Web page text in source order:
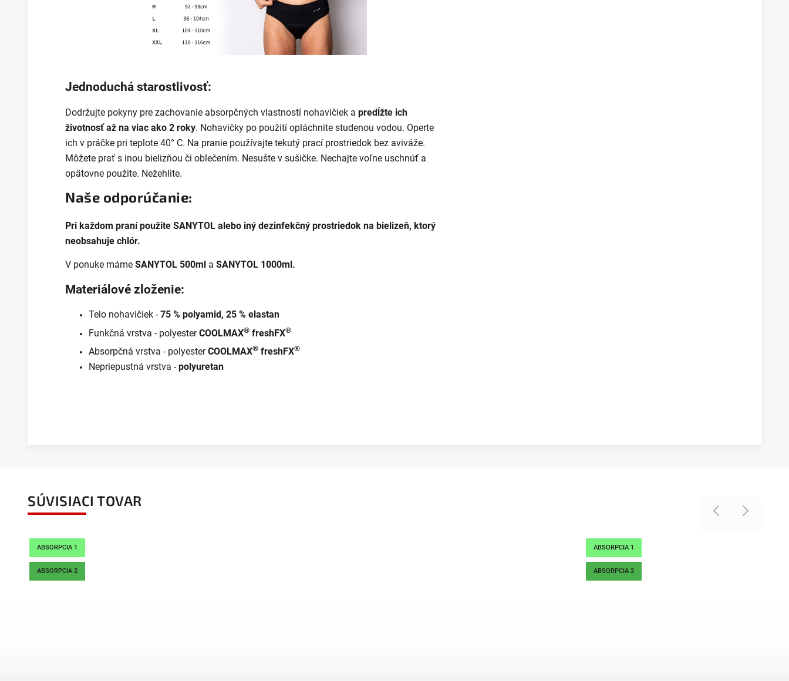
Jednoduchá starostlivosť:
Dodržujte pokyny pre zachovanie absorpčných vlastností nohavičiek a predĺžte ich
životnosť až na viac ako 2 roky. Nohavičky po použití opláchnite studenou vodou. Operte
ich v práčke pri teplote 40° C. Na pranie používajte tekutý prací prostriedok bez aviváže.
Môžete prať s inou bielizňou či oblečením. Nesušte v sušičke. Nechajte voľne uschnúť a
opätovne použite. Nežehlite.
Naše odporúčanie:
Pri každom praní použite SANYTOL alebo iný dezinfekčný prostriedok na bielizeň, ktorý
neobsahuje chlór.
V ponuke máme SANYTOL 500ml a SANYTOL 1000ml.
Materiálové zloženie:
Telo nohavičiek -75 % polyamid, 25 % elastan
Funkčná vrstva - polyesterCOOLMAX® freshFX®
Absorpčná vrstva - polyesterCOOLMAX® freshFX®
Nepriepustná vrstva -polyuretan
SÚVISIACI TOVAR
Previous
ABSORPCIA 1
ABSORPCIA 2
ABSORPCIA 1
ABSORPCIA 2
Next